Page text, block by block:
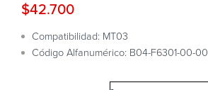
$42.700
Compatibilidad: MT03
Código Alfanumérico: B04-F6301-00-00